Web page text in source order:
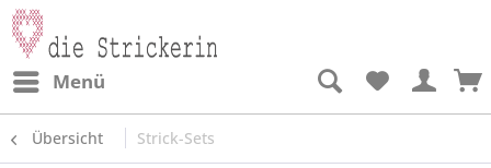
Menü
Übersicht Strick-Sets